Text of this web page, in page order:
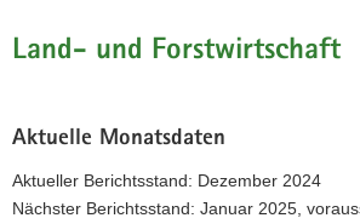
Land- und Forstwirtschaft
Aktuelle Monatsdaten
Aktueller Berichtsstand: Dezember 2024
Nächster Berichtsstand: Januar 2025,